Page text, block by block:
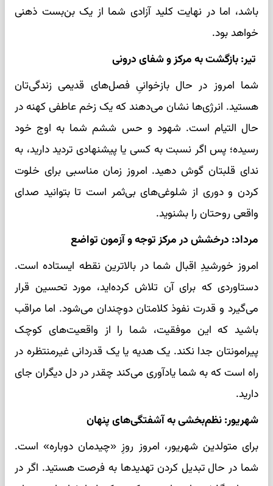
باشد، اما در نهایت کلید آزادی شما از یک بن‌بست ذهنی
خواهد بود.
تیر: بازگشت به مرکز و شفای درونی
شما امروز در حال بازخوانیِ فصل‌های قدیمی زندگی‌تان
هستید. انرژی‌ها نشان می‌دهند که یک زخم عاطفی کهنه در
حال التیام است. شهود و حس ششم شما به اوج خود
رسیده؛ پس اگر نسبت به کسی یا پیشنهادی تردید دارید، به
ندای قلبتان گوش دهید. امروز زمان مناسبی برای خلوت
کردن و دوری از شلوغی‌های بی‌ثمر است تا بتوانید صدای
واقعی روحتان را بشنوید.
مرداد: درخشش در مرکز توجه و آزمون تواضع
امروز خورشیدِ اقبال شما در بالاترین نقطه ایستاده است.
دستاوردی که برای آن تلاش کرده‌اید، مورد تحسین قرار
می‌گیرد و قدرت نفوذ کلامتان دوچندان می‌شود. اما مراقب
باشید که این موفقیت، شما را از واقعیت‌های کوچک
پیرامونتان جدا نکند. یک هدیه یا یک قدردانی غیرمنتظره در
راه است که به شما یادآوری می‌کند چقدر در دل دیگران جای
دارید.
شهریور: نظم‌بخشی به آشفتگی‌های پنهان
برای متولدین شهریور، امروز روزِ «چیدمان دوباره» است.
شما در حال تبدیل کردن تهدیدها به فرصت هستید. اگر در